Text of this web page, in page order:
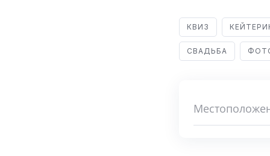
КВИЗ
СВАДЬБА